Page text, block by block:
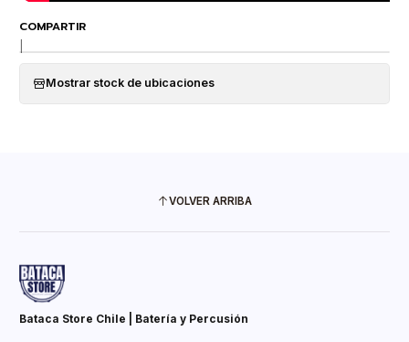
COMPARTIR
Mostrar stock de ubicaciones
VOLVER ARRIBA
Bataca Store Chile | Batería y Percusión